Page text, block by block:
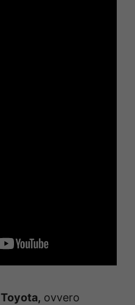
Toyota, ovvero